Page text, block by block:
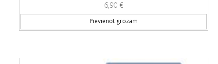
6,90 €
Pievienot grozam